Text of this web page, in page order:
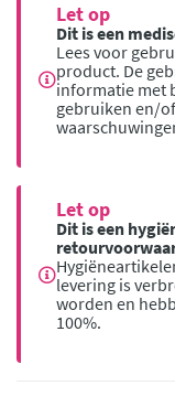
Let op
Dit is een
Lees voor
product. De
informatie met
gebruiken en/
Let op
Dit is een
levering is
worden en
100%.